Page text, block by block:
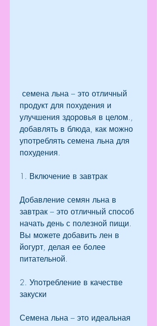
продукт для похудения и
улучшения здоровья в целом.,
добавлять в блюда, как можно
употреблять семена льна для
похудения.
1. Включение в завтрак
Добавление семян льна в
завтрак – это отличный способ
начать день с полезной пищи.
Вы можете добавить лен в
йогурт, делая ее более
питательной.
2. Употребление в качестве
закуски
Семена льна – это идеальная